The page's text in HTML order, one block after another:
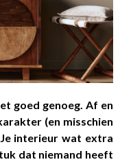
goed genoeg. Af en
(en misschien
interieur wat extra
dat niemand heeft